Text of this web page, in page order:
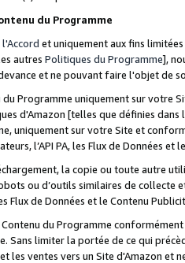
du Programme
l'Accord et uniquement aux fins
autres Politiques du Programme],
et ne pouvant faire l'objet de
Programme uniquement sur votre
d'Amazon [telles que définies dans
uniquement sur votre Site et
l’API PA, les Flux de Données
la copie ou toute autre
ou d’outils similaires de
Flux de Données et le Contenu
du Programme
Sans limiter la portée de ce qui
les ventes vers un Site d'Amazon et